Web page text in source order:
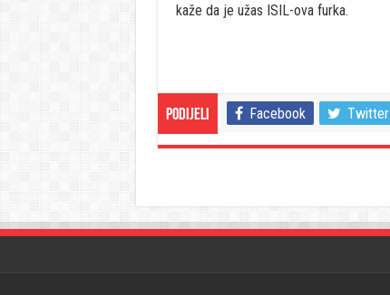
kaže da je užas ISIL-ova furka.
Podijeli Facebook Twitter